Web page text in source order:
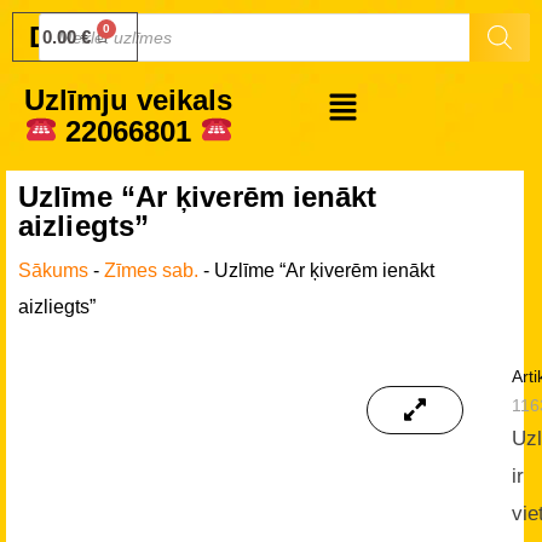
Druku.lv
0.00€
Uzlīmju veikals
22066801
Uzlīme “Ar ķiverēm ienākt
aizliegts”
Sākums - Zīmes sab. - Uzlīme “Ar ķiverēm ienākt
aizliegts”
ir